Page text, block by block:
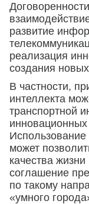
развитие
реализация
создания
В частности,
интеллекта
транспортной
может
качества
соглашение
по такому
«умного